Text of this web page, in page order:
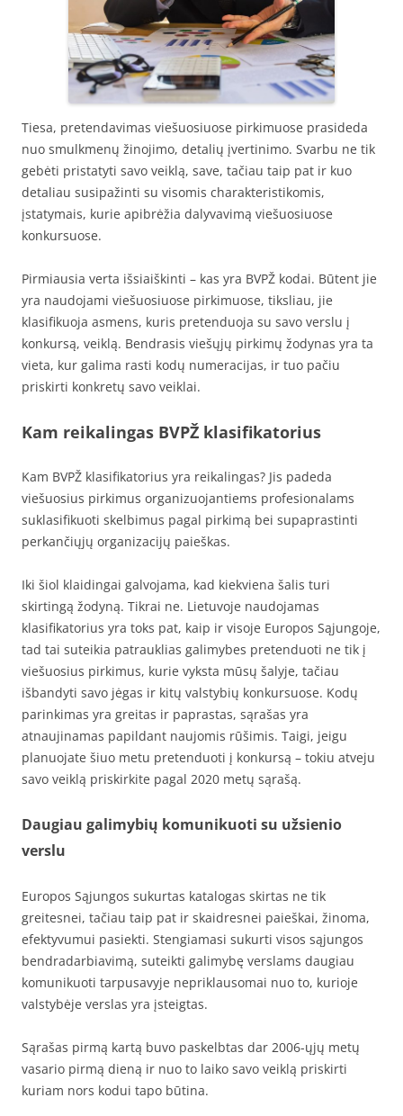
Tiesa, pretendavimas viešuosiuose pirkimuose prasideda
nuo smulkmenų žinojimo, detalių įvertinimo. Svarbu ne tik
gebėti pristatyti savo veiklą, save, tačiau taip pat ir kuo
detaliau susipažinti su visomis charakteristikomis,
įstatymais, kurie apibrėžia dalyvavimą viešuosiuose
konkursuose.
Pirmiausia verta išsiaiškinti – kas yra BVPŽ kodai. Būtent jie
yra naudojami viešuosiuose pirkimuose, tiksliau, jie
klasifikuoja asmens, kuris pretenduoja su savo verslu į
konkursą, veiklą. Bendrasis viešųjų pirkimų žodynas yra ta
vieta, kur galima rasti kodų numeracijas, ir tuo pačiu
priskirti konkretų savo veiklai.
Kam reikalingas BVPŽ klasifikatorius
Kam BVPŽ klasifikatorius yra reikalingas? Jis padeda
viešuosius pirkimus organizuojantiems profesionalams
suklasifikuoti skelbimus pagal pirkimą bei supaprastinti
perkančiųjų organizacijų paieškas.
Iki šiol klaidingai galvojama, kad kiekviena šalis turi
skirtingą žodyną. Tikrai ne. Lietuvoje naudojamas
klasifikatorius yra toks pat, kaip ir visoje Europos Sąjungoje,
tad tai suteikia patrauklias galimybes pretenduoti ne tik į
viešuosius pirkimus, kurie vyksta mūsų šalyje, tačiau
išbandyti savo jėgas ir kitų valstybių konkursuose. Kodų
parinkimas yra greitas ir paprastas, sąrašas yra
atnaujinamas papildant naujomis rūšimis. Taigi, jeigu
planuojate šiuo metu pretenduoti į konkursą – tokiu atveju
savo veiklą priskirkite pagal 2020 metų sąrašą.
Daugiau galimybių komunikuoti su užsienio
verslu
Europos Sąjungos sukurtas katalogas skirtas ne tik
greitesnei, tačiau taip pat ir skaidresnei paieškai, žinoma,
efektyvumui pasiekti. Stengiamasi sukurti visos sąjungos
bendradarbiavimą, suteikti galimybę verslams daugiau
komunikuoti tarpusavyje nepriklausomai nuo to, kurioje
valstybėje verslas yra įsteigtas.
Sąrašas pirmą kartą buvo paskelbtas dar 2006-ųjų metų
vasario pirmą dieną ir nuo to laiko savo veiklą priskirti
kuriam nors kodui tapo būtina.